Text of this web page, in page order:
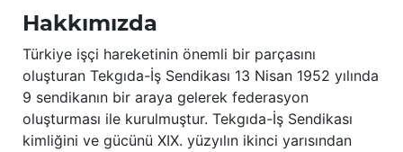
Hakkımızda
Türkiye işçi hareketinin önemli bir parçasını
oluşturan Tekgıda-İş Sendikası 13 Nisan 1952 yılında
9 sendikanın bir araya gelerek federasyon
oluşturması ile kurulmuştur. Tekgıda-İş Sendikası
kimliğini ve gücünü XIX. yüzyılın ikinci yarısından